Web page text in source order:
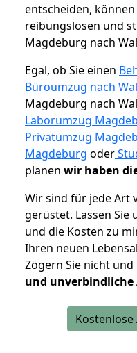
entscheiden,
reibungslosen und
Magdeburg nach
Egal, ob Sie einen
Büroumzug nach
Magdeburg nach
Laborumzug
Privatumzug
Magdeburg oder
planen wir haben
Wir sind für jede Art
gerüstet. Lassen Sie
und die Kosten zu
Ihren neuen
Zögern Sie nicht und
und unverbindliche